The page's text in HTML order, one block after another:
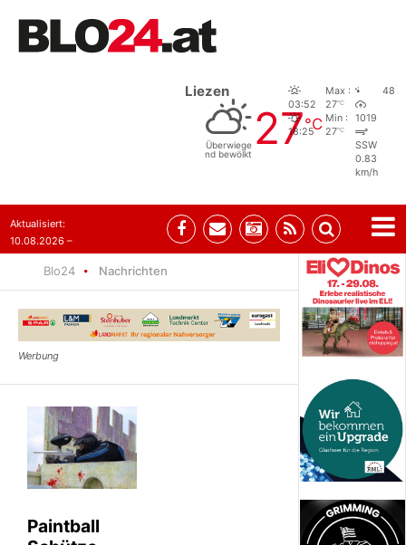
Liezen
Überwiege
nd bewölkt 27°C
03:52
18:25
Max :
27°C
Min :
27°C
48
1019
SSW
0.83
km/h
Aktualisiert:
10.08.2026 –
Blo24 Nachrichten
Paintball